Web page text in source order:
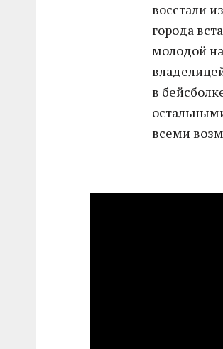
восстали
города
молодой
в
всеми